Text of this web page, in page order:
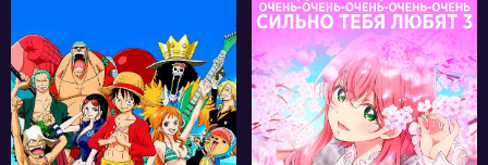
2100197
871 4813
6773
22 8